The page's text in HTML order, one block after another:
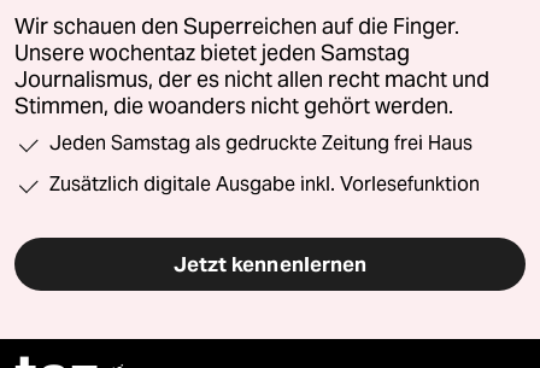
Wir schauen den Superreichen auf die Finger.
Unsere wochentaz bietet jeden Samstag
Journalismus, der es nicht allen recht macht und
Stimmen, die woanders nicht gehört werden.
Jeden Samstag als gedruckte Zeitung frei Haus
Zusätzlich digitale Ausgabe inkl. Vorlesefunktion
Jetzt kennenlernen